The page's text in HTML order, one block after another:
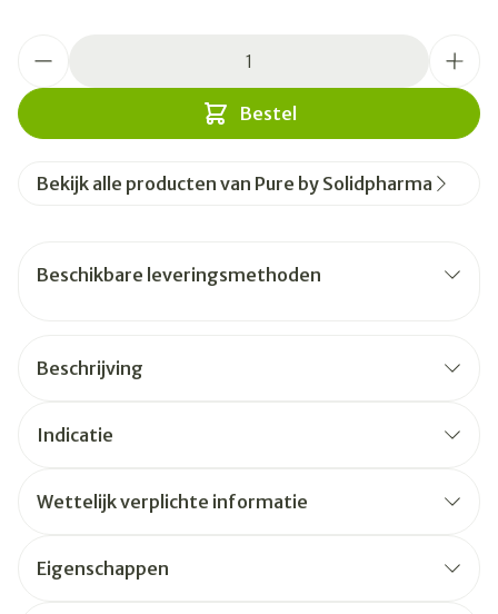
Bestel
Bekijk alle producten van Pure by Solidpharma
Beschikbare leveringsmethoden
Beschrijving
Indicatie
Wettelijk verplichte informatie
Eigenschappen